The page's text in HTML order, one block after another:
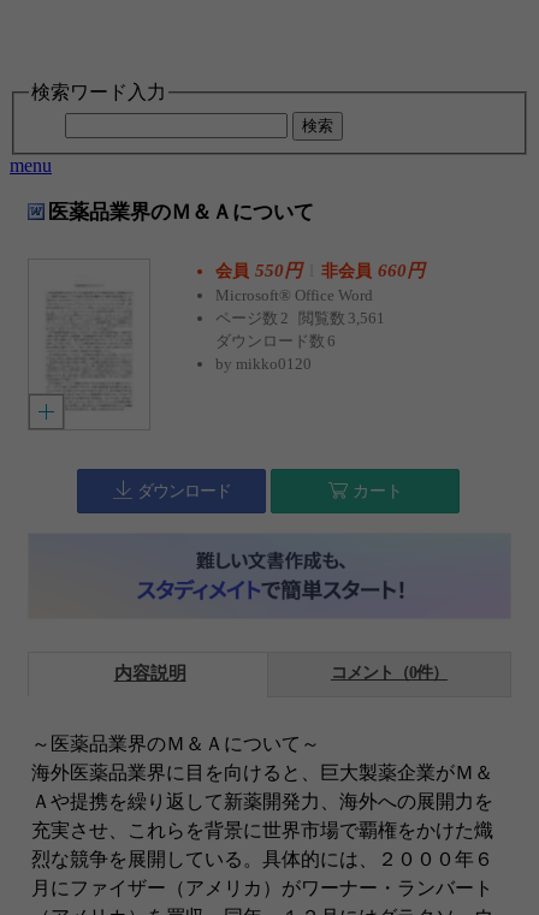
検索ワード入力
検索
menu
医薬品業界のＭ＆Ａについて
会員 550円 非会員 660円
Microsoft® Office Word
ページ数 2 閲覧数 3,561
ダウンロード数 6
by mikko0120
ダウンロード カート
内容説明 コメント（0件）
～医薬品業界のＭ＆Ａについて～
海外医薬品業界に目を向けると、巨大製薬企業がＭ＆
Ａや提携を繰り返して新薬開発力、海外への展開力を
充実させ、これらを背景に世界市場で覇権をかけた熾
烈な競争を展開している。具体的には、２０００年６
月にファイザー（アメリカ）がワーナー・ランバート